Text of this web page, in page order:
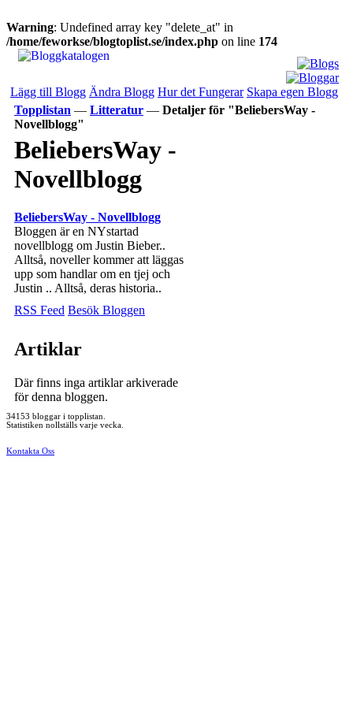
Warning: Undefined array key "delete_at" in
/home/feworkse/blogtoplist.se/index.php on line 174
Lägg till Blogg Ändra Blogg Hur det Fungerar Skapa egen Blogg
Topplistan — Litteratur — Detaljer för "BeliebersWay -
Novellblogg"
BeliebersWay -
Novellblogg
BeliebersWay - Novellblogg
Bloggen är en NYstartad
novellblogg om Justin Bieber..
Alltså, noveller kommer att läggas
upp som handlar om en tjej och
Justin .. Alltså, deras historia..
RSS Feed Besök Bloggen
Artiklar
Där finns inga artiklar arkiverade
för denna bloggen.
34153 bloggar i topplistan.
Statistiken nollställs varje vecka.
Kontakta Oss